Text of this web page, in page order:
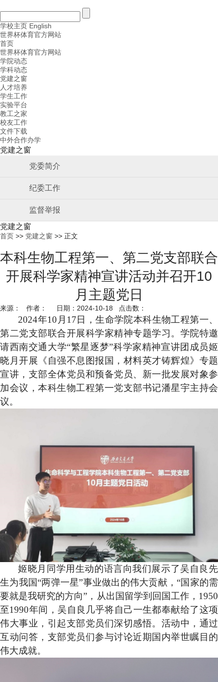
学校主页 English
世界杯体育官方网站
首页
世界杯体育官方网站
学院动态
学科动态
党建之窗
人才培养
学生工作
实验平台
教工之家
校友工作
文件下载
中外合作办学
党建之窗
党委简介
纪委工作
监督举报
党建之窗
首页 >> 党建之窗 >> 正文
本科生物工程第一、第二党支部联合
开展科学家精神宣讲活动并召开10
月主题党日
来源： 作者： 日期：2024-10-18 点击数：
2024年10月17日，生命学院本科生物工程第一、
第二党支部联合开展科学家精神专题学习。学院特邀
请西南交通大学“繁星逐梦”科学家精神宣讲团成员姬
晓月开展《自强不息图报国，材料英才铸辉煌》专题
宣讲，支部全体党员和预备党员、新一批发展对象参
加会议，本科生物工程第一党支部书记潘星宇主持会
议。
姬晓月同学用生动的语言向我们展示了吴自良先
生为我国“两弹一星”事业做出的伟大贡献，“国家的需
要就是我研究的方向”，从出国留学到回国工作，1950
至1990年间，吴自良几乎将自己一生都奉献给了这项
伟大事业，引起支部党员们深切感悟。活动中，通过
互动问答，支部党员们参与讨论近期国内举世瞩目的
伟大成就。